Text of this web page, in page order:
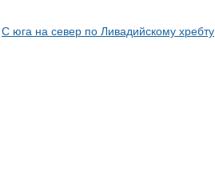
С юга на север по Ливадийскому хребту